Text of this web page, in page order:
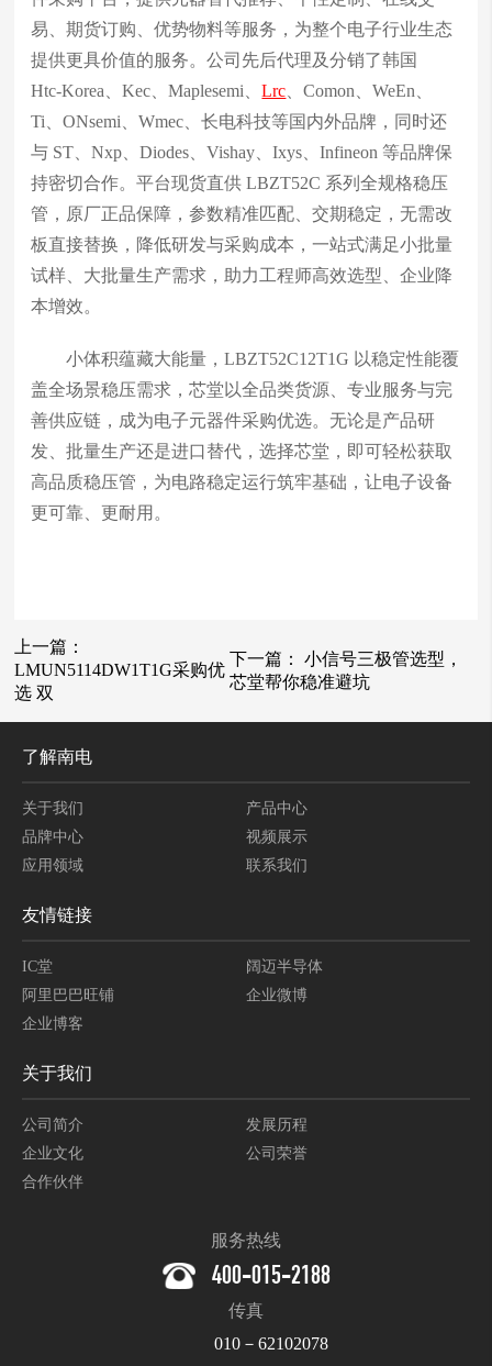
易、期货订购、优势物料等服务，为整个电子行业生态
提供更具价值的服务。公司先后代理及分销了韩国
Htc‑Korea、Kec、Maplesemi、Lrc 、Comon、WeEn、
Ti、ONsemi、Wmec、长电科技等国内外品牌，同时还
与 ST、Nxp、Diodes、Vishay、Ixys、Infineon 等品牌保
持密切合作。平台现货直供 LBZT52C 系列全规格稳压
管，原厂正品保障，参数精准匹配、交期稳定，无需改
板直接替换，降低研发与采购成本，一站式满足小批量
试样、大批量生产需求，助力工程师高效选型、企业降
本增效。
小体积蕴藏大能量，LBZT52C12T1G 以稳定性能覆
盖全场景稳压需求，芯堂以全品类货源、专业服务与完
善供应链，成为电子元器件采购优选。无论是产品研
发、批量生产还是进口替代，选择芯堂，即可轻松获取
高品质稳压管，为电路稳定运行筑牢基础，让电子设备
更可靠、更耐用。
上一篇：
LMUN5114DW1T1G采购优
选 双
下一篇：小信号三极管选型，
芯堂帮你稳准避坑
了解南电
关于我们
产品中心
品牌中心
视频展示
应用领域
联系我们
友情链接
IC堂
阔迈半导体
阿里巴巴旺铺
企业微博
企业博客
关于我们
公司简介
发展历程
企业文化
公司荣誉
合作伙伴
服务热线
400-015-2188
传真
010－62102078